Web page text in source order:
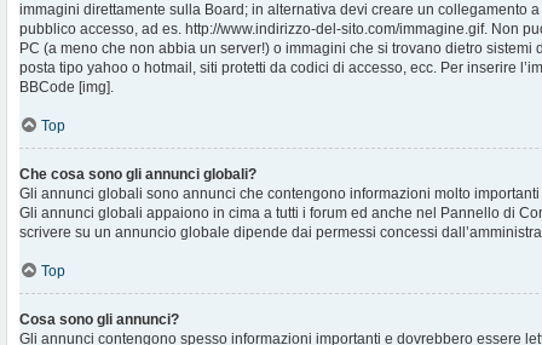
immagini direttamente sulla Board; in alternativa devi creare un collegamento
pubblico accesso, ad es. http://www.indirizzo-del-sito.com/immagine.gif. Non
PC (a meno che non abbia un server!) o immagini che si trovano dietro sistemi
posta tipo yahoo o hotmail, siti protetti da codici di accesso, ecc. Per inserire
BBCode [img].
Top
Che cosa sono gli annunci globali?
Gli annunci globali sono annunci che contengono informazioni molto
Gli annunci globali appaiono in cima a tutti i forum ed anche nel Pannello di
scrivere su un annuncio globale dipende dai permessi concessi
Top
Cosa sono gli annunci?
Gli annunci contengono spesso informazioni importanti e dovrebbero essere